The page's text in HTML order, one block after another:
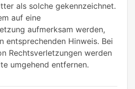
als solche gekennzeichnet.
auf eine
aufmerksam werden,
entsprechenden Hinweis. Bei
Rechtsverletzungen werden
umgehend entfernen.